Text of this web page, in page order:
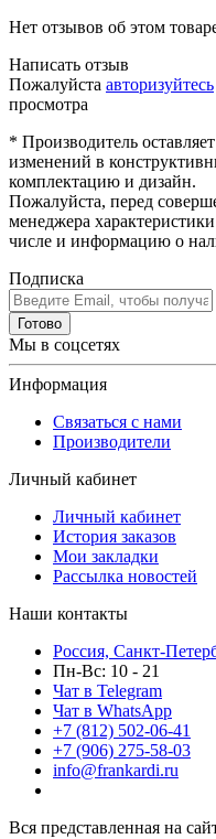
Нет отзывов об этом
Написать отзыв
Пожалуйста авторизуйтесь
просмотра
* Производитель
изменений в
комплектацию и дизайн.
Пожалуйста, перед
менеджера
числе и информацию о
Подписка
Готово
Мы в соцсетях
Информация
Связаться с нами
Производители
Личный кабинет
Личный кабинет
История заказов
Мои закладки
Рассылка новостей
Наши контакты
Россия, Санкт-
Пн-Вс: 10 - 21
Чат в Telegram
Чат в WhatsApp
+7 (812) 502-06-41
+7 (906) 275-58-03
info@frankardi.ru
Вся представленная на